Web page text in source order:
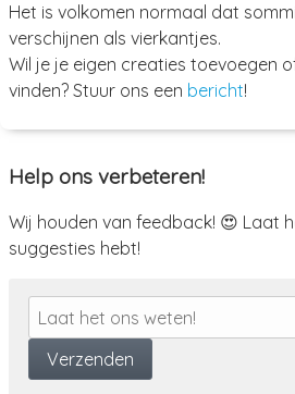
Het is volkomen normaal dat
verschijnen als vierkantjes.
Wil je je eigen creaties toevoegen
vinden? Stuur ons een bericht!
Help ons verbeteren!
Wij houden van feedback! 😍 Laat
suggesties hebt!